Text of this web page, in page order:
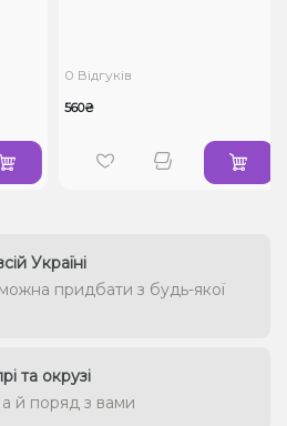
0 Відгуків
560₴
Україні
придбати з будь-якої
та окрузі
а й поряд з вами